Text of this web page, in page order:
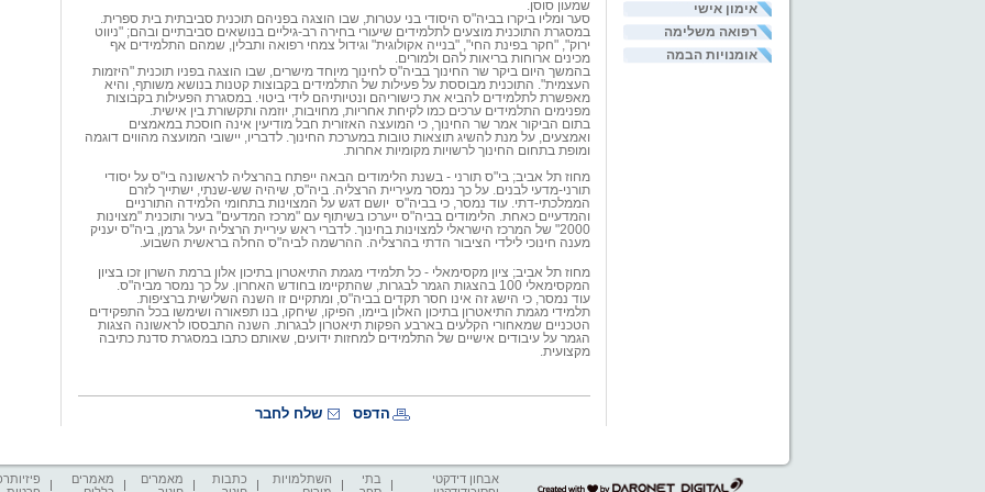
אימון אישי
רפואה משלימה
אומנויות הבמה
שמעון סוסן.
סער ומליו ביקרו בביה"ס היסודי בני עטרות, שבו הוצגה בפניהם תוכנית סביבתית בית ספרית.
במסגרת התוכנית מוצעים לתלמידים שיעורי בחירה רב-גיליים בנושאים סביבתיים ובהם; "ניווט
ירוק", "חקר בפינת החי", "בנייה אקולוגית" וגידול צמחי רפואה ותבלין, שמהם התלמידים אף
מכינים ארוחות בריאות להם ולמורים.
בהמשך היום ביקר שר החינוך בביה"ס לחינוך מיוחד מישרים, שבו הוצגה בפניו תוכנית "היזמות
העצמית". התוכנית מבוססת על פעילות של התלמידים בקבוצות קטנות בנושא משותף, והיא
מאפשרת לתלמידים להביא את כישוריהם ונטיותיהם לידי ביטוי. במסגרת הפעילות בקבוצות
מפנימים התלמידים ערכים כמו לקיחת אחריות, מחויבות, יוזמה ותקשורת בין אישית.
בתום הביקור אמר שר החינוך, כי המועצה האזורית חבל מודיעין אינה חוסכת במאמצים
ואמצעים, על מנת להשיג תוצאות טובות במערכת החינוך. לדבריו, יישובי המועצה מהווים דוגמה
ומופת בתחום החינוך לרשויות מקומיות אחרות.
מחוז תל אביב; בי"ס תורני - בשנת הלימודים הבאה ייפתח בהרצליה לראשונה בי"ס על יסודי
תורני-מדעי לבנים. על כך נמסר מעיריית הרצליה. ביה"ס, שיהיה שש-שנתי, ישתייך לזרם
הממלכתי-דתי. עוד נמסר, כי בביה"ס יושם דגש על המצוינות בתחומי הלמידה התורניים
והמדעיים כאחת. הלימודים בביה"ס ייערכו בשיתוף עם "מרכז המדעים" בעיר ותוכנית "מצוינות
2000" של המרכז הישראלי למצוינות בחינוך. לדברי ראש עיריית הרצליה יעל גרמן, ביה"ס יעניק
מענה חינוכי לילדי הציבור הדתי בהרצליה. ההרשמה לביה"ס החלה בראשית השבוע.
מחוז תל אביב; ציון מקסימאלי - כל תלמידי מגמת התיאטרון בתיכון אלון ברמת השרון זכו בציון
המקסימאלי 100 בהצגות הגמר לבגרות, שהתקיימו בחודש האחרון. על כך נמסר מביה"ס.
עוד נמסר, כי הישג זה אינו חסר תקדים בביה"ס, ומתקיים זו השנה השלישית ברציפות.
תלמידי מגמת התיאטרון בתיכון האלון ביימו, הפיקו, שיחקו, בנו תפאורה ושימשו בכל התפקידים
הטכניים שמאחורי הקלעים בארבע הפקות תיאטרון לבגרות. השנה התבססו לראשונה הצגות
הגמר על עיבודים אישיים של התלמידים למחזות ידועים, שאותם כתבו במסגרת סדנת כתיבה
מקצועית.
הדפס שלח לחבר
דרונט
אבחון דידקטי
בתי
השתלמויות
כתבות
מאמרים
מאמרים